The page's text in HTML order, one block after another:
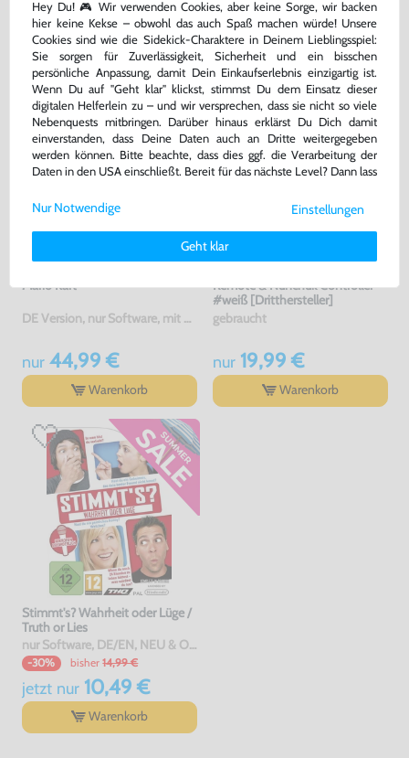
DAS HABEN ANDERE DAZU
GEKAUFT
Mario Kart
DE Version, nur Software, mit OVP, gebraucht
nur44,99 €
Warenkorb
Remote & Nunchuk Controller
#weiß [Dritthersteller]
gebraucht
nur19,99 €
Warenkorb
Stimmt's? Wahrheit oder Lüge /
Truth or Lies
nur Software, DE/EN, NEU & OVP
-30% bisher 14,99 €
jetzt nur10,49 €
Warenkorb
Hey Du! 🎮 Wir verwenden Cookies, aber keine Sorge, wir backen
hier keine Kekse – obwohl das auch Spaß machen würde! Unsere
Cookies sind wie die Sidekick-Charaktere in Deinem Lieblingsspiel:
Sie sorgen für Zuverlässigkeit, Sicherheit und ein bisschen
persönliche Anpassung, damit Dein Einkaufserlebnis einzigartig ist.
Wenn Du auf "Geht klar" klickst, stimmst Du dem Einsatz dieser
digitalen Helferlein zu – und wir versprechen, dass sie nicht so viele
Nebenquests mitbringen. Darüber hinaus erklärst Du Dich damit
einverstanden, dass Deine Daten auch an Dritte weitergegeben
werden können. Bitte beachte, dass dies ggf. die Verarbeitung der
Daten in den USA einschließt. Bereit für das nächste Level? Dann lass
Weitere Informationen zu den von uns verwendeten Cookies und
Deinen Rechten als Nutzer findest Du in unsererDaten­schutz­
Impressum.
Einstellungen
Geht klar
Nur Notwendige